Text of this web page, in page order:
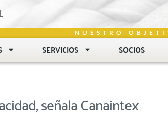
NUESTRO
SERVICIOS SOCIOS
señala Canaintex